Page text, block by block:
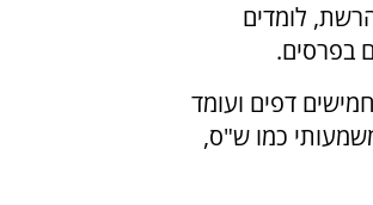
לומדים
בפרסים.
דפים ועומד
כמו ש"ס,